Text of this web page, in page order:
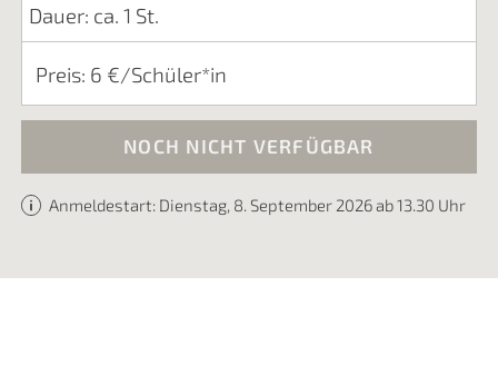
Dauer: ca. 1 St.
Preis: 6 €/Schüler*in
NOCH NICHT VERFÜGBAR
Anmeldestart: Dienstag, 8. September 2026 ab 13.30 Uhr